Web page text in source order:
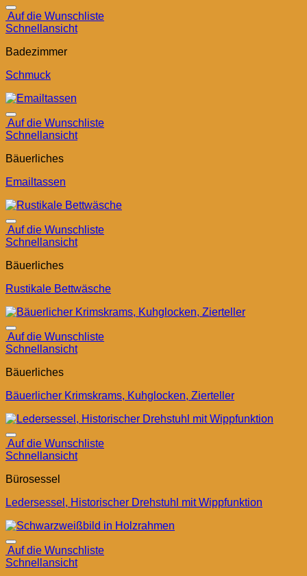
Auf die Wunschliste
Schnellansicht
Badezimmer
Schmuck
Auf die Wunschliste
Schnellansicht
Bäuerliches
Emailtassen
Auf die Wunschliste
Schnellansicht
Bäuerliches
Rustikale Bettwäsche
Auf die Wunschliste
Schnellansicht
Bäuerliches
Bäuerlicher Krimskrams, Kuhglocken, Zierteller
Auf die Wunschliste
Schnellansicht
Bürosessel
Ledersessel, Historischer Drehstuhl mit Wippfunktion
Auf die Wunschliste
Schnellansicht